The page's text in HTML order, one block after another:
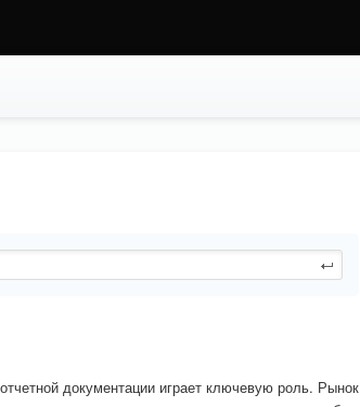
документации играет ключевую роль. Рынок